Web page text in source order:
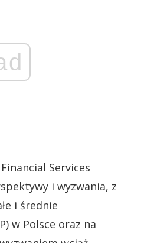
Services
i wyzwania, z
i średnie
w Polsce oraz na